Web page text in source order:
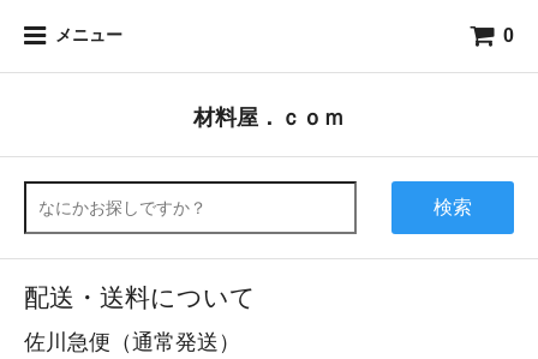
メニュー 0
材料屋．ｃｏｍ
検索
配送・送料について
佐川急便（通常発送）